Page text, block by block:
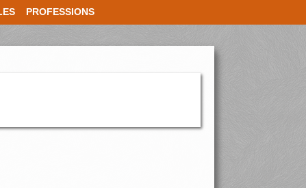
PROFESSIONS